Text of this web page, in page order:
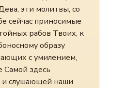
эти молитвы, со
сейчас приносимые
рабов Твоих, к
образу
с умилением,
Самой здесь
и слушающей наши